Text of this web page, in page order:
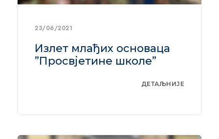
23/06/2021
Излет млађих основаца
”Просвјетине школе”
ДЕТАЉНИЈЕ